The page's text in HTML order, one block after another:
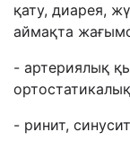
қату, диарея,
аймақта
- артериялық
- ринит,